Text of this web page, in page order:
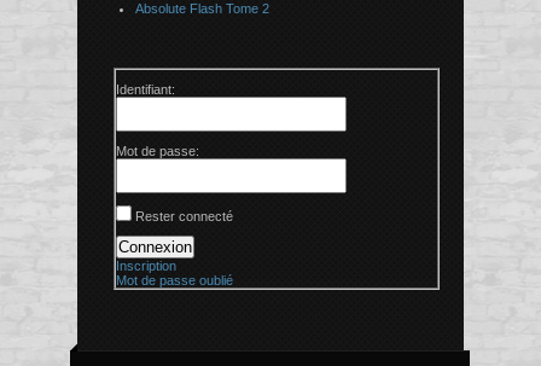
Absolute Flash Tome 2
Identifiant:
Mot de passe:
Rester connecté
Connexion
Inscription
Mot de passe oublié